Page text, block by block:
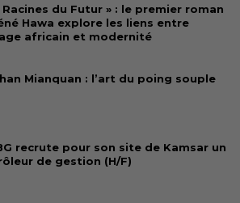
Racines du Futur » : le premier roman
Hawa explore les liens entre
africain et modernité
Mianquan : l’art du poing souple
recrute pour son site de Kamsar un
de gestion (H/F)